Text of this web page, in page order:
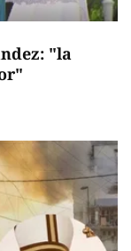
"la